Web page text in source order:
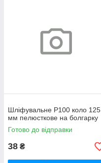
Шліфувальне Р100 коло 125
мм пелюсткове на болгарку
Готово до відправки
38 ₴